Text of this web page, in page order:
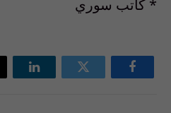
* كاتب سوري
فيسبوك تويتر